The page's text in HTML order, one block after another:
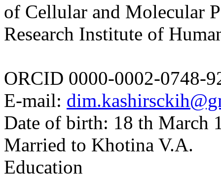
of Cellular and Molecular
Research Institute of
ORCID 0000-0002-0748-
E-mail:
Date of birth: 18 th March
Married to Khotina V.A.
Education